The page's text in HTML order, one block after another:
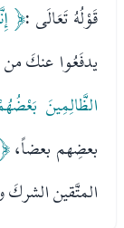
قَوْلُهُ تَعَالَى :﴿
يدفَعُوا عنكَ
الظَّالِمِينَ
بعضِهم بعضاً،
المتَّقين